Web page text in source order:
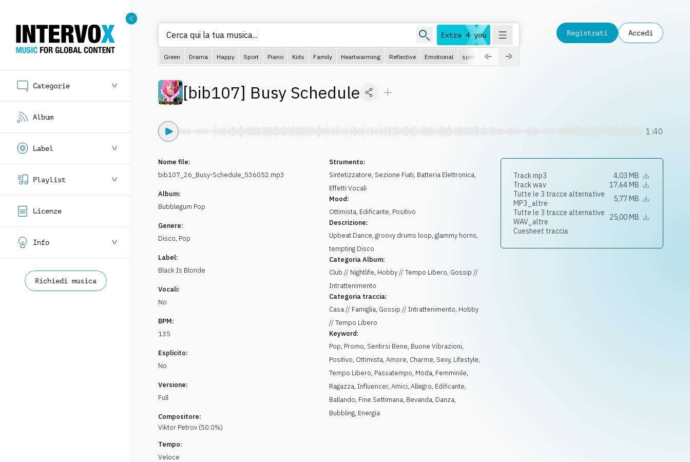
Categorie
Album
Label
Playlist
Licenze
Info
Richiedi musica
Extra 4 you
Cerca qui la tua musica...
Green Drama Happy Sport Piano Kids Family Heartwarming Reflective Emotional spring
Registrati Accedi
[bib107] Busy Schedule
1:40
Nome file:
bib107_26_Busy-Schedule_536052.mp3
Album:
Bubblegum Pop
Genere:
Disco, Pop
Label:
Black Is Blonde
Vocali:
No
BPM:
135
Esplicito:
No
Versione:
Full
Compositore:
Viktor Petrov (50.0%)
Tempo:
Veloce
Strumento:
Sintetizzatore, Sezione Fiati, Batteria Elettronica,
Effetti Vocali
Mood:
Ottimista, Edificante, Positivo
Descrizione:
Upbeat Dance, groovy drums loop, glammy horns,
tempting Disco
Categoria Album:
Club // Nightlife, Hobby // Tempo Libero, Gossip //
Intrattenimento
Categoria traccia:
Casa // Famiglia, Gossip // Intrattenimento, Hobby
// Tempo Libero
Keyword:
Pop, Promo, Sentirsi Bene, Buone Vibrazioni,
Positivo, Ottimista,Amore, Charme, Sexy, Lifestyle,
Tempo Libero, Passatempo, Moda, Femminile,
Ragazza,Influencer,Amici,Allegro, Edificante,
Ballando, Fine Settimana, Bevanda, Danza,
Bubbling, Energia
Track mp3
4,03 MB
Track wav
17,64 MB
Tutte le 3 tracce alternative
MP3_altre
5,77 MB
Tutte le 3 tracce alternative
WAV_altre
25,00 MB
Cuesheet traccia